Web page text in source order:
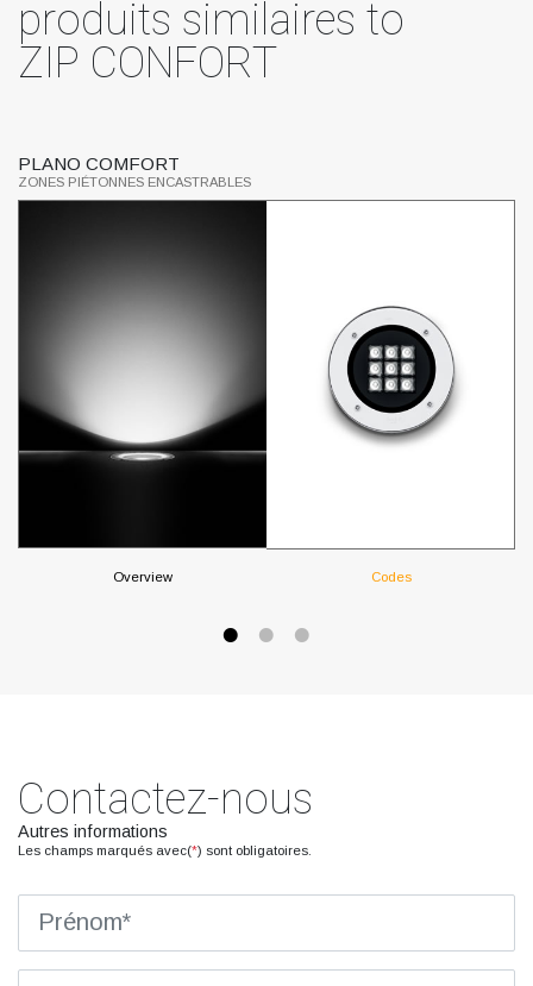
produits similaires to
ZIP CONFORT
PLANO COMFORT
ZONES PIÉTONNES ENCASTRABLES
Overview Codes
Contactez-nous
Autres informations
Les champs marqués avec(*) sont obligatoires.